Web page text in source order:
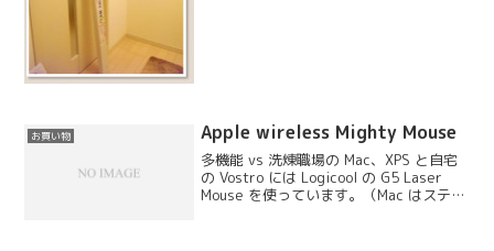
お買い物 Apple wireless Mighty Mouse
多機能 vs 洗煉職場の Mac、XPS と自宅
の Vostro には Logicool の G5 Laser
Mouse を使っています。（Mac はステア